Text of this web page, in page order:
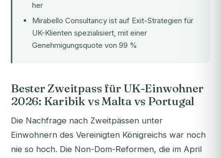
her
Mirabello Consultancy ist auf Exit-Strategien für
UK-Klienten spezialisiert, mit einer
Genehmigungsquote von 99 %
Bester Zweitpass für UK-Einwohner
2026: Karibik vs Malta vs Portugal
Die Nachfrage nach Zweitpässen unter
Einwohnern des Vereinigten Königreichs war noch
nie so hoch. Die Non-Dom-Reformen, die im April